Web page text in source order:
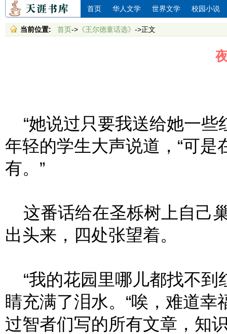
首页 华人文学 世界文学 校园小说
当前位置: 首页-> 《王尔德童话选》 ->正文
“她说过只要我送给她一些
年轻的学生大声说道，“可
有。”
这番话给在圣栎树上自己
出头来，四处张望着。
“我的花园里哪儿都找不到
睛充满了泪水。“唉，难道
过智者们写的所有文章，知